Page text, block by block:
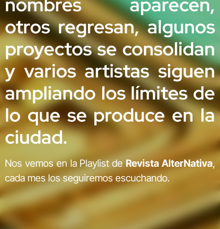
otros regresan, algunos
proyectos se consolidan
y varios artistas siguen
ampliando los límites de
lo que se produce en la
ciudad.
Nos vemos en la Playlist deRevista AlterNativa,
cada mes los seguiremos escuchando.